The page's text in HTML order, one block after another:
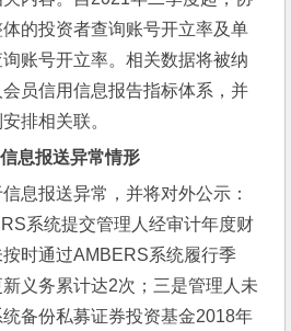
的投资者查询账号开立率及单
账号开立率。相关数据将被纳
员信用信息报告指标体系，并
排相关联。
息报送异常情形
息报送异常，并将对外公示：
系统提交管理人经审计年度财
时通过AMBERS系统履行季
义务累计达2次；三是管理人未
备份私募证券投资基金2018年